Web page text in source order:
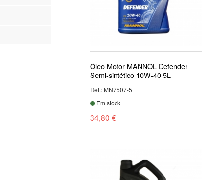
Óleo Motor MANNOL Defender
Semi-sintético 10W-40 5L
Ref.: MN7507-5
Em stock
34,80 €